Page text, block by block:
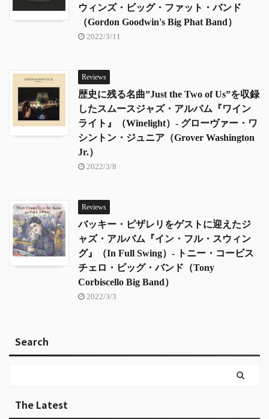
ウィンズ・ビッグ・ファット・バンド
（Gordon Goodwin's Big Phat Band）
2022/3/11
Reviews
歴史に残る名曲”Just the Two of Us”を収録
したスムースジャズ・アルバム『ワイン
ライト』（Winelight）- グローヴァー・ワ
シントン・ジュニア（Grover Washington
Jr.）
2022/3/8
Reviews
バッキー・ピザレリをゲストに迎えたジ
ャズ・アルバム『イン・フル・スウィン
グ』（In Full Swing）- トニー・コービス
チェロ・ビッグ・バンド（Tony
Corbiscello Big Band）
2022/3/3
Search
The Latest